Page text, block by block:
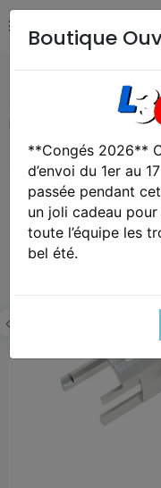
Airsoft /
Cage
blowback housing pour
Exclusivité web !
Boutique
**Congés 2026**
d’envoi du 1er au
passée pendant
un joli cadeau
toute l’équipe les
bel été.